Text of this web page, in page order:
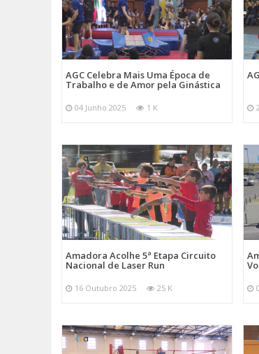
AGC Celebra Mais Uma Época de
Trabalho e de Amor pela Ginástica
04 Junho 2025 1 K
Amadora Acolhe 5ª Etapa Circuito
Nacional de Laser Run
16 Outubro 2025 25 K